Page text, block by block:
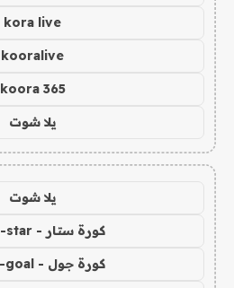
kora live
kooralive
koora 365
يلا شوت
يلا شوت
كورة ستار - koora-star
كورة جول - koora-goal